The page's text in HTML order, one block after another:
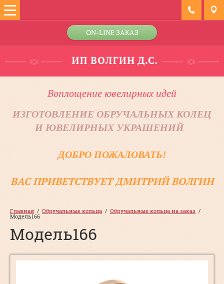
ON-LINE ЗАКАЗ
Воплощение ювелирных идей
ИЗГОТОВЛЕНИЕ ОБРУЧАЛЬНЫХ КОЛЕЦ
И ЮВЕЛИРНЫХ УКРАШЕНИЙ
ДОБРО ПОЖАЛОВАТЬ!
ВАС ПРИВЕТСТВУЕТ ДМИТРИЙ ВОЛГИН
Главная
  /
Обручальные кольца
  /
Обручальные кольца на заказ
  /
Модель166
Модель166